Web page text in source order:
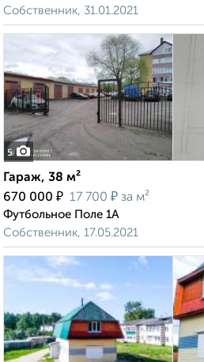
Собственник, 31.01.2021
5
Гараж, 38 м²
670 000 ₽ 17 700 ₽ за м²
Футбольное Поле 1А
Собственник, 17.05.2021